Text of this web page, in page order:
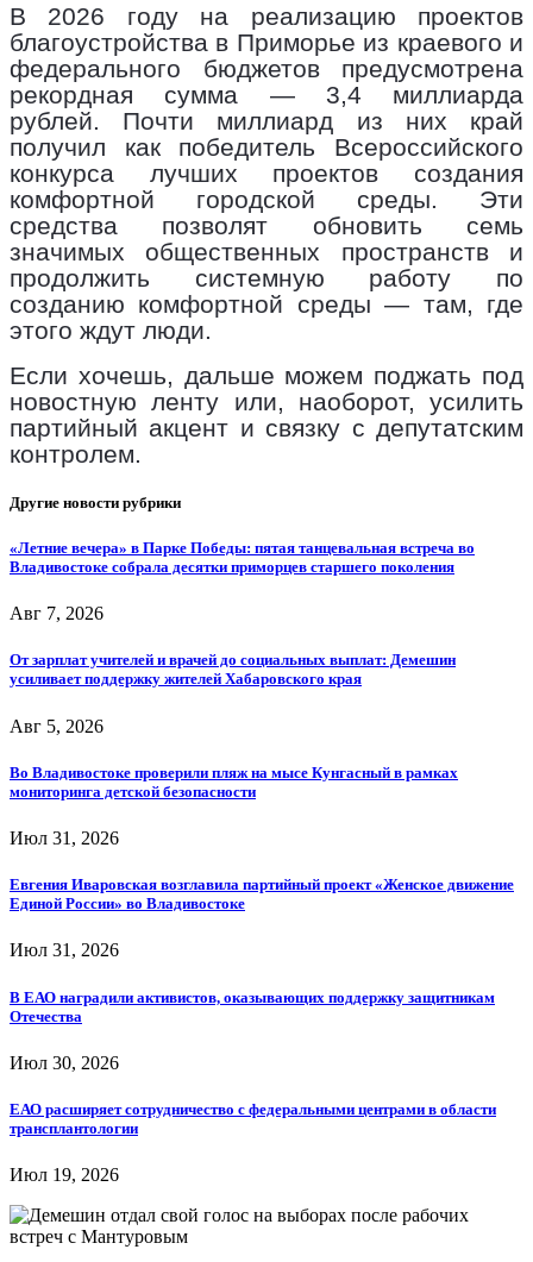
В 2026 году на реализацию проектов
благоустройства в Приморье из краевого и
федерального бюджетов предусмотрена
рекордная сумма — 3,4 миллиарда
рублей. Почти миллиард из них край
получил как победитель Всероссийского
конкурса лучших проектов создания
комфортной городской среды. Эти
средства позволят обновить семь
значимых общественных пространств и
продолжить системную работу по
созданию комфортной среды — там, где
этого ждут люди.
Если хочешь, дальше можем поджать под
новостную ленту или, наоборот, усилить
партийный акцент и связку с депутатским
контролем.
Другие новости рубрики
«Летние вечера» в Парке Победы: пятая танцевальная встреча во
Владивостоке собрала десятки приморцев старшего поколения
Авг 7, 2026
От зарплат учителей и врачей до социальных выплат: Демешин
усиливает поддержку жителей Хабаровского края
Авг 5, 2026
Во Владивостоке проверили пляж на мысе Кунгасный в рамках
мониторинга детской безопасности
Июл 31, 2026
Евгения Иваровская возглавила партийный проект «Женское движение
Единой России» во Владивостоке
Июл 31, 2026
В ЕАО наградили активистов, оказывающих поддержку защитникам
Отечества
Июл 30, 2026
ЕАО расширяет сотрудничество с федеральными центрами в области
трансплантологии
Июл 19, 2026